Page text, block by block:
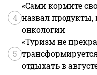
4
«Сами кормите
назвал продукты,
онкологии
5
«Туризм не
отдыхать в